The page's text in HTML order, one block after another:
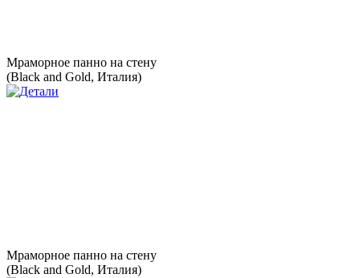
Мраморное панно на стену
(Black and Gold, Италия)
Мраморное панно на стену
(Black and Gold, Италия)